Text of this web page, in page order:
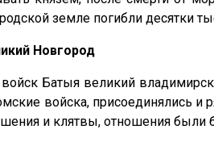
земле погибли десятки
Новгород
Батыя великий
войска, присоединялись
и клятвы, отношения были